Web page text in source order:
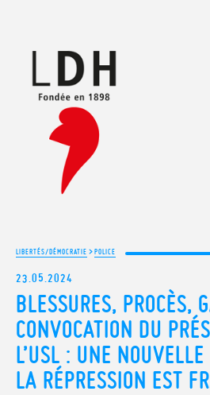
LIBERTÉS/DÉMOCRATIE >POLICE
23.05.2024
BLESSURES, PROCÈS,
CONVOCATION DU
L’USL : UNE
LA RÉPRESSION EST